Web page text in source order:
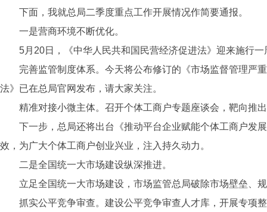
下面，我就总局二季度重点工作开展情况作简要通报。
一是营商环境不断优化。
5月20日，《中华人民共和国民营经济促进法》迎来施行
完善监管制度体系。今天将公布修订的《市场监督管理严
法》已在总局官网发布，请大家关注。
精准对接小微主体。召开个体工商户专题座谈会，靶向推
下一步，总局还将出台《推动平台企业赋能个体工商户发
效，为广大个体工商户创业兴业，注入持久动力。
二是全国统一大市场建设纵深推进。
立足全国统一大市场建设，市场监管总局破除市场壁垒、
抓实公平竞争审查。建设公平竞争审查人才库，开展专项